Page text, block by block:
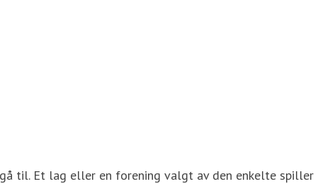
til. Et lag eller en forening valgt av den enkelte spiller